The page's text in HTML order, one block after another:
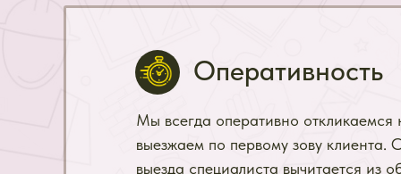
Мы всегда оперативно откликаемся
выезжаем по первому зову клиента.
выезда специалиста вычитается из
Оперативность